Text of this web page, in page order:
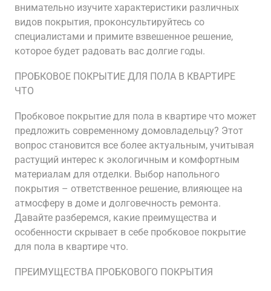
внимательно изучите характеристики различных
видов покрытия, проконсультируйтесь со
специалистами и примите взвешенное решение,
которое будет радовать вас долгие годы.
ПРОБКОВОЕ ПОКРЫТИЕ ДЛЯ ПОЛА В КВАРТИРЕ
ЧТО
Пробковое покрытие для пола в квартире что может
предложить современному домовладельцу? Этот
вопрос становится все более актуальным, учитывая
растущий интерес к экологичным и комфортным
материалам для отделки. Выбор напольного
покрытия – ответственное решение, влияющее на
атмосферу в доме и долговечность ремонта.
Давайте разберемся, какие преимущества и
особенности скрывает в себе пробковое покрытие
для пола в квартире что.
ПРЕИМУЩЕСТВА ПРОБКОВОГО ПОКРЫТИЯ